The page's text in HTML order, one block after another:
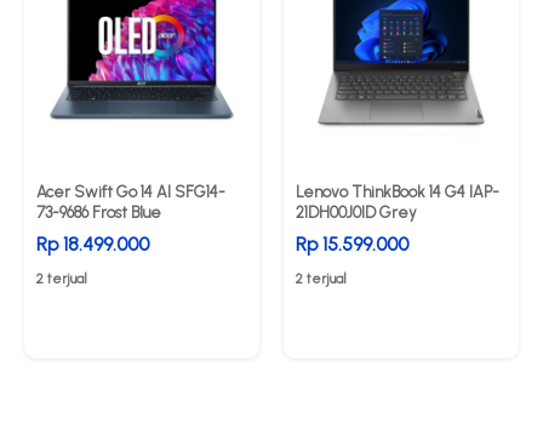
Acer Swift Go 14 AI SFG14-
73-9686 Frost Blue
Rp 18.499.000
2 terjual
Lenovo ThinkBook 14 G4 IAP-
21DH00J0ID Grey
Rp 15.599.000
2 terjual